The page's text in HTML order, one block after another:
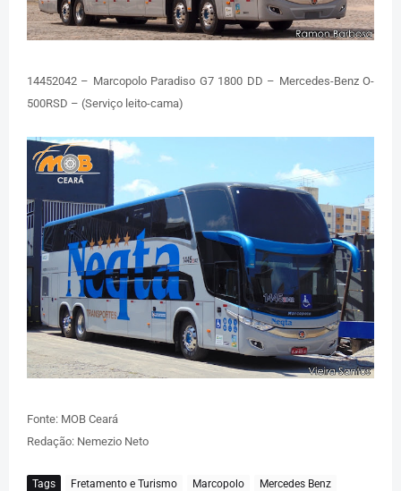
14452042 – Marcopolo Paradiso G7 1800 DD – Mercedes-Benz O-
500RSD – (Serviço leito-cama)
Fonte: MOB Ceará
Redação: Nemezio Neto
Tags Fretamento e Turismo Marcopolo Mercedes Benz